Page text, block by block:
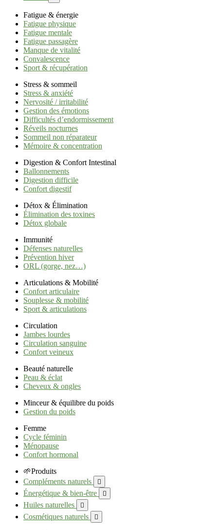
Fatigue & énergie
Fatigue physique
Fatigue mentale
Fatigue passagère
Manque de vitalité
Convalescence
Sport & récupération
Stress & sommeil
Stress & anxiété
Nervosité / irritabilité
Gestion des émotions
Difficultés d’endormissement
Réveils nocturnes
Sommeil non réparateur
Mémoire & concentration
Digestion & Confort Intestinal
Ballonnements
Digestion difficile
Confort digestif
Détox & Élimination
Élimination des toxines
Détox globale
Immunité
Défenses naturelles
Prévention hiver
ORL (gorge, nez…)
Articulations & Mobilité
Confort articulaire
Souplesse & mobilité
Sport & articulations
Circulation
Jambes lourdes
Circulation sanguine
Confort veineux
Beauté naturelle
Peau & éclat
Cheveux & ongles
Minceur & équilibre du poids
Gestion du poids
Femme
Cycle féminin
Ménopause
Confort hormonal
🌱Produits
Compléments naturels

Énergétique & bien-être 
Huiles naturelles 
Cosmétiques naturels 